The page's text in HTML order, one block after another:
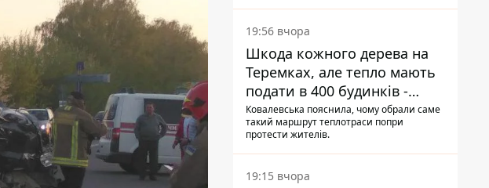
19:56 вчора
Шкода кожного дерева на
Теремках, але тепло мають
подати в 400 будинків -
депутатка Київради
Ковалевська пояснила, чому обрали саме
такий маршрут теплотраси попри
протести жителів.
19:15 вчора